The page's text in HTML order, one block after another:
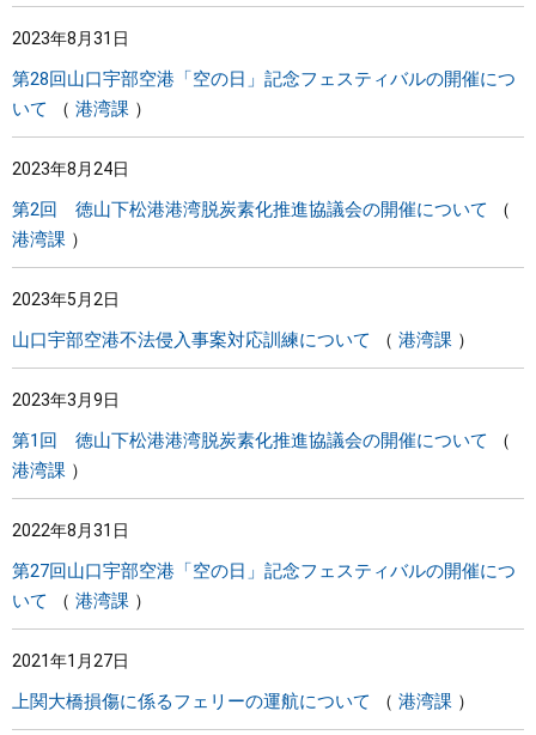
2023年8月31日
第28回山口宇部空港「空の日」記念フェスティバルの開催につ
いて
港湾課
2023年8月24日
第2回 徳山下松港港湾脱炭素化推進協議会の開催について
港湾課
2023年5月2日
山口宇部空港不法侵入事案対応訓練について 港湾課
2023年3月9日
第1回 徳山下松港港湾脱炭素化推進協議会の開催について
港湾課
2022年8月31日
第27回山口宇部空港「空の日」記念フェスティバルの開催につ
いて
港湾課
2021年1月27日
上関大橋損傷に係るフェリーの運航について 港湾課